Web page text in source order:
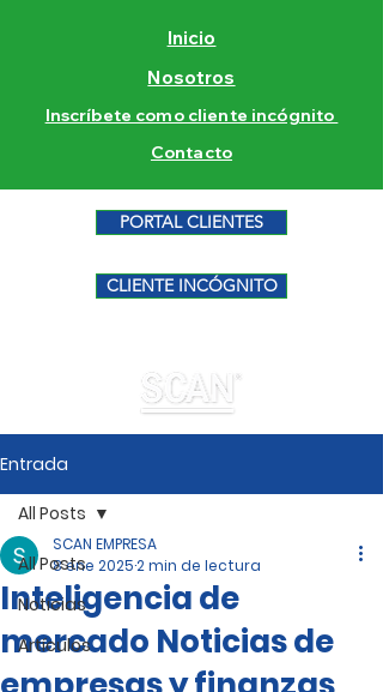
Inicio
Nosotros
Inscríbete como cliente incógnito
Contacto
PORTAL CLIENTES
CLIENTE INCÓGNITO
Entrada
All Posts
Noticias
Artículos
All Posts
Inteligencia de
mercado Noticias de
SCAN EMPRESA
8 ene 20252 min de lectura